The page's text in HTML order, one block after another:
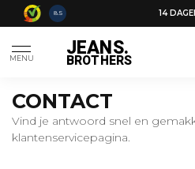
8.5 14
MENU JEANS.
BROTHERS
CONTACT
Vind je antwoord snel en
klantenservicepagina.